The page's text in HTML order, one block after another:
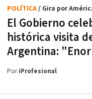
El Gobierno
histórica visita
Argentina:
POLÍTICA/ Gira por
PoriProfesional